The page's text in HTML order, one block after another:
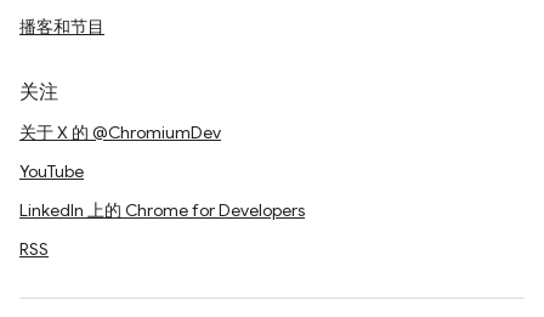
播客和节目
关注
关于 X 的 @ChromiumDev
YouTube
LinkedIn 上的 Chrome for Developers
RSS